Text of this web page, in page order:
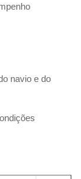
navio e do